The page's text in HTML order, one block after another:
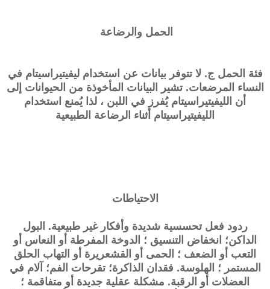
الحمل والرضاعة
فئة الحمل ج. لا تتوفر بيانات عن استخدام ليفيتيراسيتام في
النساء المرضعات. تشير البيانات المأخوذة من الحيوانات إلى
أن الليفيتيراسيتام يُفرز في اللبن ، لذا يُمنع استخدام
الليفيتيراسيتام أثناء الرضاعة الطبيعية
الاحتياطات
ردود فعل تحسسية شديدة وأفكار غير طبيعية. البول
الداكن؛ انخفاض التنسيق ؛ الدوخة المفرطة أو النعاس أو
التعب أو الضعف ؛ الحمى أو القشعريرة أو التهاب الحلق
المستمر ؛ الهلوسة. فقدان الذاكرة؛ تقرحات الفم؛ آلام في
العضلات أو الرقبة. مشكلة عقلية جديدة أو متفاقمة ؛